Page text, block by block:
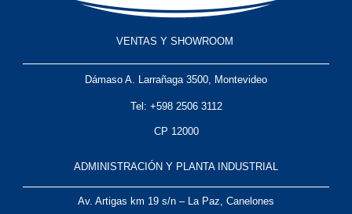
VENTAS Y SHOWROOM
Dámaso A. Larrañaga 3500, Montevideo
Tel: +598 2506 3112
CP 12000
ADMINISTRACIÓN Y PLANTA INDUSTRIAL
Av. Artigas km 19 s/n – La Paz, Canelones